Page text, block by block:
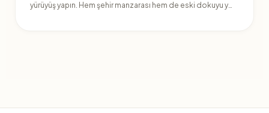
yürüyüş yapın. Hem şehir manzarası hem de eski dokuyu y…